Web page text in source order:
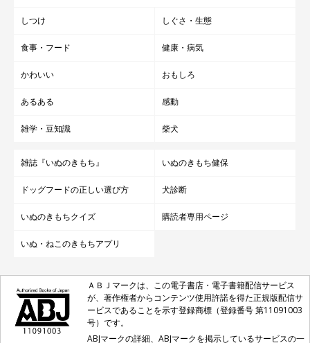
しつけ しぐさ・生態
食事・フード 健康・病気
かわいい おもしろ
あるある 感動
雑学・豆知識 柴犬
雑誌『いぬのきもち』 いぬのきもち健保
ドッグフードの正しい選び方 犬診断
いぬのきもちクイズ 購読者専用ページ
いぬ・ねこのきもちアプリ
ＡＢＪマークは、この電子書店・電子書籍配信サービス
が、著作権者からコンテンツ使用許諾を得た正規版配信サ
ービスであることを示す登録商標（登録番号 第11091003
号）です。
ABJマークの詳細、ABJマークを掲示しているサービスの一